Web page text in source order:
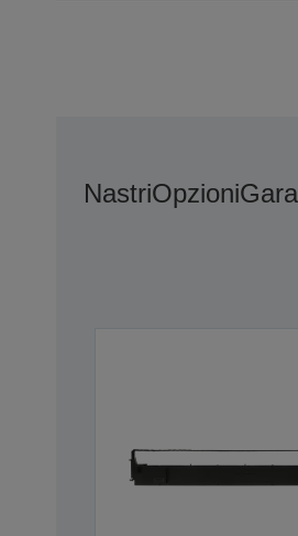
NastriOpzioni